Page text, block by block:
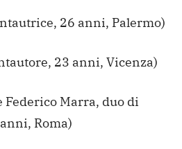
26 anni, Palermo)
23 anni, Vicenza)
Federico Marra, duo di
Roma)